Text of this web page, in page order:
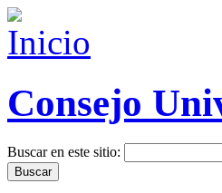
Consejo
Buscar en este sitio: